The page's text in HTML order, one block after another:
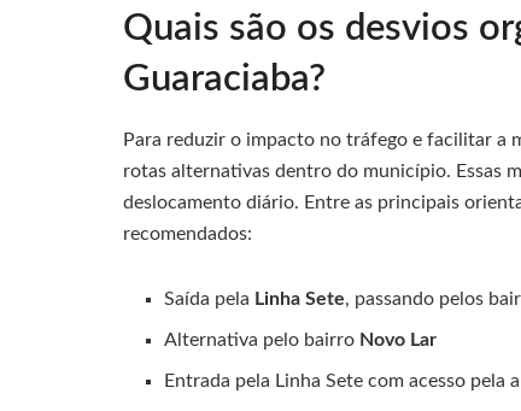
Quais são os desvios
Guaraciaba?
Para reduzir o impacto no tráfego e facilitar a
rotas alternativas dentro do município. Essas
deslocamento diário. Entre as principais
recomendados:
Saída pela Linha Sete, passando pelos
Alternativa pelo bairro Novo Lar
Entrada pela Linha Sete com acesso pela